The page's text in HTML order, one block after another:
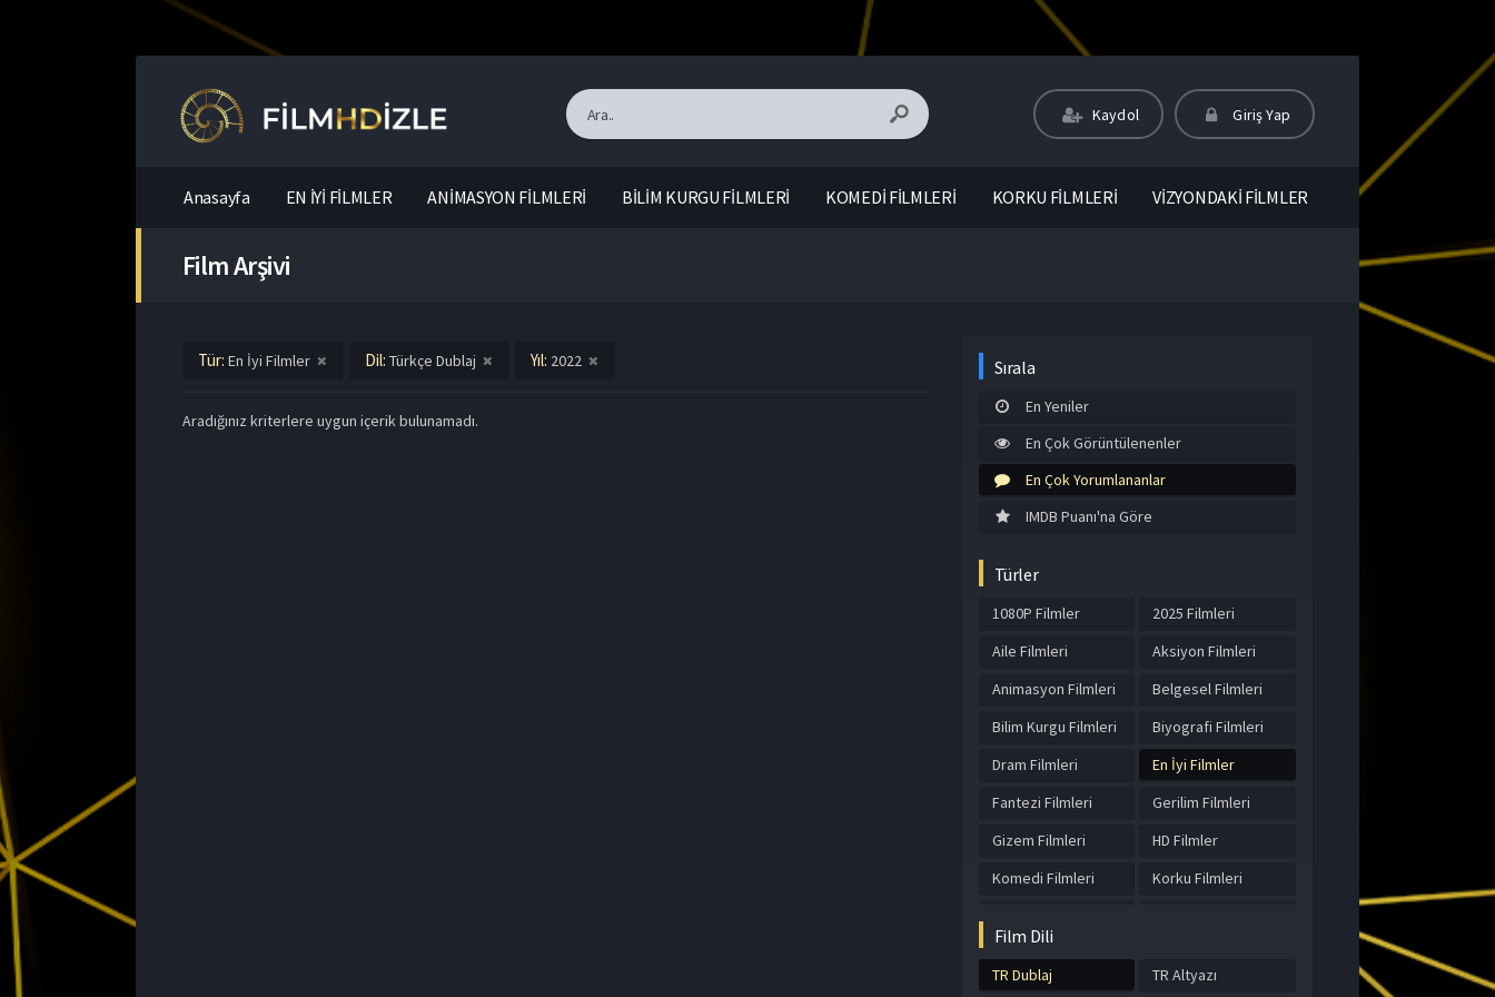
Kaydol Giriş Yap
Anasayfa EN İYİ FİLMLER ANİMASYON FİLMLERİ BİLİM KURGU FİLMLERİ KOMEDİ FİLMLERİ KORKU FİLMLERİ VİZYONDAKİ FİLMLER
Film Arşivi
Tür: En İyi Filmler Dil: Türkçe Dublaj Yıl: 2022
Aradığınız kriterlere uygun içerik bulunamadı.
Sırala
En Yeniler
En Çok Görüntülenenler
En Çok Yorumlananlar
IMDB Puanı'na Göre
Türler
1080P Filmler
2025 Filmleri
Aile Filmleri
Aksiyon Filmleri
Animasyon Filmleri
Belgesel Filmleri
Bilim Kurgu Filmleri
Biyografi Filmleri
Dram Filmleri
En İyi Filmler
Fantezi Filmleri
Gerilim Filmleri
Gizem Filmleri
HD Filmler
Komedi Filmleri
Korku Filmleri
Suç Filmleri
Film Dili
TR Dublaj TR Altyazı